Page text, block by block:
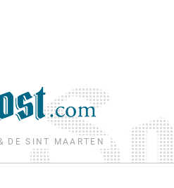
DE SINT MAARTEN